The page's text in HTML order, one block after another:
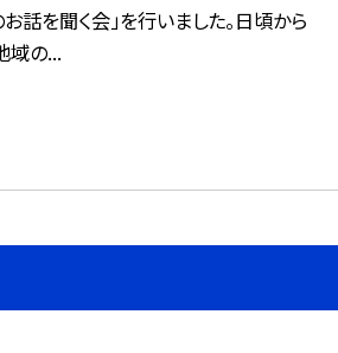
話を聞く会」を行いました。日頃から
域の...